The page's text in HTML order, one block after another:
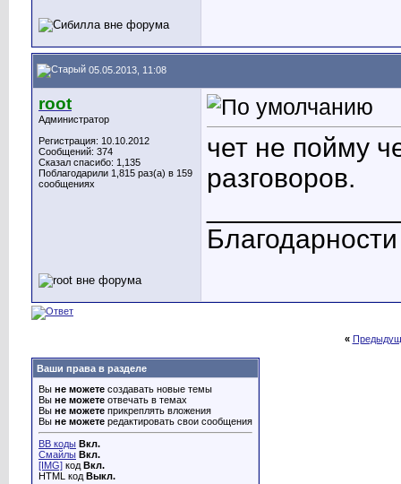
05.05.2013, 11:08
root
Администратор
Регистрация: 10.10.2012
Сообщений: 374
Сказал спасибо: 1,135
Поблагодарили 1,815 раз(а) в 159
сообщениях
чет не пойму
разговоров.
«
Ваши права в разделе
Вы не можете создавать новые темы
Вы не можете отвечать в темах
Вы не можете прикреплять вложения
Вы не можете редактировать свои сообщения
BB коды Вкл.
Смайлы Вкл.
[IMG] код Вкл.
HTML код Выкл.